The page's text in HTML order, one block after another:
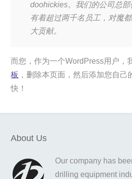
doohickies。我们的公司总部
有着超过两千名员工，对魔
大贡献。
而您，作为一个WordPress用户，
板 ，删除本页面，然后添加您自己
快！
About Us
Our company has
drilling equipment